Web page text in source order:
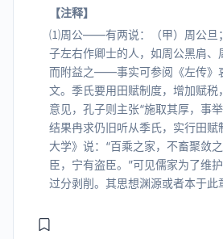
【注释】
⑴周公——有两说：（甲）周公旦
子左右作卿士的人，如周公黑肩
而附益之——事实可参阅《左传》
文。季氏要用田赋制度，增加赋税
意见，孔子则主张“施取其厚，事举
结果冉求仍旧听从季氏，实行田赋
大学》说：“百乘之家，不畜聚敛
臣，宁有盗臣。”可见儒家为了维
过分剥削。其思想渊源或者本于此